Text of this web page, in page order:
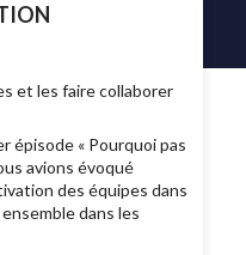
et les faire collaborer
épisode « Pourquoi pas
avions évoqué
des équipes dans
dans les